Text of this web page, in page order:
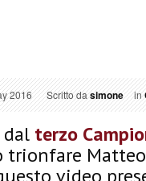
2016 Scritto dasimone in
dal terzo
trionfare
video